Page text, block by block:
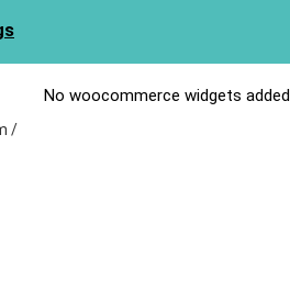
/
No woocommerce widgets added